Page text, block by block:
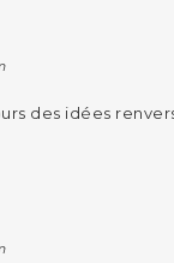
des idées